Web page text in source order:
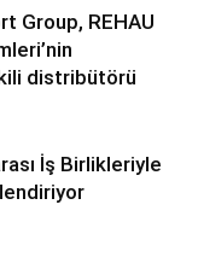
Group, REHAU
distribütörü
İş Birlikleriyle